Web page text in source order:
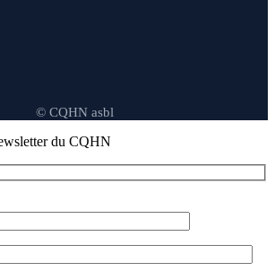
© CQHN asbl
du CQHN